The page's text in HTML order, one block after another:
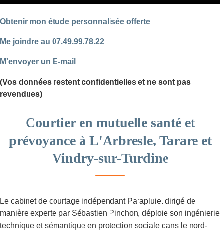
Obtenir mon étude personnalisée offerte
Me joindre au 07.49.99.78.22
M'envoyer un E-mail
(Vos données restent confidentielles et ne sont pas
revendues)
Courtier en mutuelle santé et
prévoyance à L'Arbresle, Tarare et
Vindry-sur-Turdine
Le cabinet de courtage indépendant Parapluie, dirigé de
manière experte par Sébastien Pinchon, déploie son ingénierie
technique et sémantique en protection sociale dans le nord-